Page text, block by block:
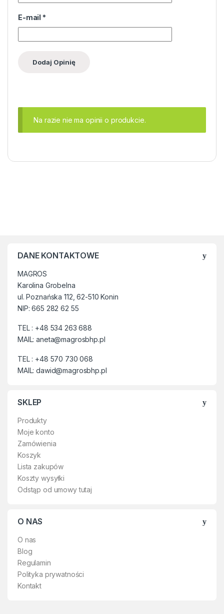
E-mail *
Na razie nie ma opinii o produkcie.
DANE KONTAKTOWE
MAGROS
Karolina Grobelna
ul. Poznańska 112, 62-510 Konin
NIP: 665 282 62 55
TEL : +48 534 263 688
MAIL: aneta@magrosbhp.pl
TEL : +48 570 730 068
MAIL: dawid@magrosbhp.pl
SKLEP
Produkty
Moje konto
Zamówienia
Koszyk
Lista zakupów
Koszty wysyłki
Odstąp od umowy tutaj
O NAS
O nas
Blog
Regulamin
Polityka prywatności
Kontakt